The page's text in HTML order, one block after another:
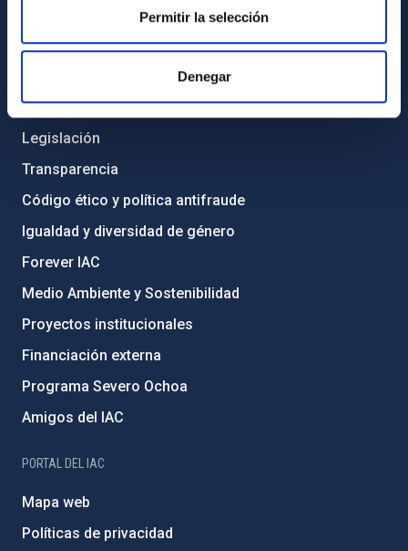
Permitir la selección
Denegar
Registro general
INFORMACIÓN INSTITUCIONAL
Legislación
Transparencia
Código ético y política antifraude
Igualdad y diversidad de género
Forever IAC
Medio Ambiente y Sostenibilidad
Proyectos institucionales
Financiación externa
Programa Severo Ochoa
Amigos del IAC
PORTAL DEL IAC
Mapa web
Políticas de privacidad